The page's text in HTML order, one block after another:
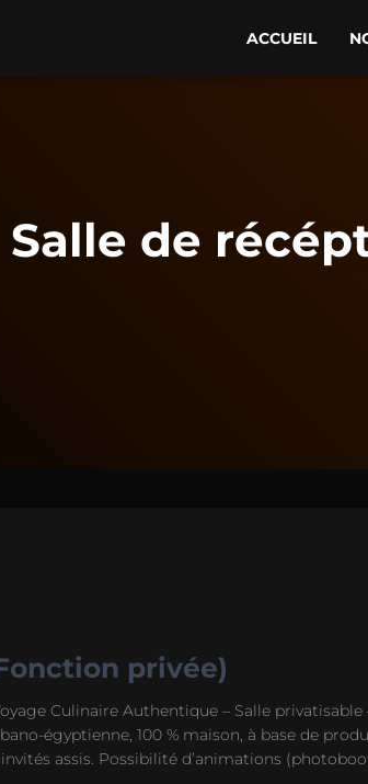
ACCUEIL
Salle de
privée)
Culinaire Authentique – Salle
égyptienne, 100 % maison, à base de
assis. Possibilité d’animations